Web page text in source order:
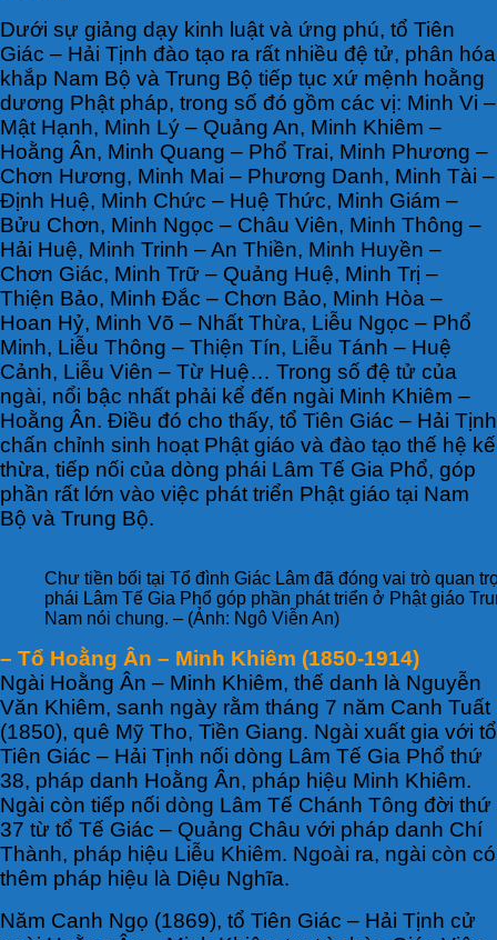
Dưới sự giảng dạy kinh luật và ứng phú, tổ Tiên
Giác – Hải Tịnh đào tạo ra rất nhiều đệ tử, phân hóa
khắp Nam Bộ và Trung Bộ tiếp tục xứ mệnh hoằng
dương Phật pháp, trong số đó gồm các vị: Minh Vi –
Mật Hạnh, Minh Lý – Quảng An, Minh Khiêm –
Hoằng Ân, Minh Quang – Phổ Trai, Minh Phương –
Chơn Hương, Minh Mai – Phương Danh, Minh Tài –
Định Huệ, Minh Chức – Huệ Thức, Minh Giám –
Bửu Chơn, Minh Ngọc – Châu Viên, Minh Thông –
Hải Huệ, Minh Trinh – An Thiền, Minh Huyền –
Chơn Giác, Minh Trữ – Quảng Huệ, Minh Trị –
Thiện Bảo, Minh Đắc – Chơn Bảo, Minh Hòa –
Hoan Hỷ, Minh Võ – Nhất Thừa, Liễu Ngọc – Phổ
Minh, Liễu Thông – Thiện Tín, Liễu Tánh – Huệ
Cảnh, Liễu Viên – Từ Huệ… Trong số đệ tử của
ngài, nổi bậc nhất phải kể đến ngài Minh Khiêm –
Hoằng Ân. Điều đó cho thấy, tổ Tiên Giác – Hải Tịnh
chấn chỉnh sinh hoạt Phật giáo và đào tạo thế hệ kế
thừa, tiếp nối của dòng phái Lâm Tế Gia Phổ, góp
phần rất lớn vào việc phát triển Phật giáo tại Nam
Bộ và Trung Bộ.
Chư tiền bối tại Tổ đình Giác Lâm đã đóng vai trò quan
phái Lâm Tế Gia Phổ góp phần phát triển ở Phật giáo
Nam nói chung. – (Ảnh: Ngô Viễn An)
– Tổ Hoằng Ân – Minh Khiêm (1850-1914)
Ngài Hoằng Ân – Minh Khiêm, thế danh là Nguyễn
Văn Khiêm, sanh ngày rằm tháng 7 năm Canh Tuất
(1850), quê Mỹ Tho, Tiền Giang. Ngài xuất gia với tổ
Tiên Giác – Hải Tịnh nối dòng Lâm Tế Gia Phổ thứ
38, pháp danh Hoằng Ân, pháp hiệu Minh Khiêm.
Ngài còn tiếp nối dòng Lâm Tế Chánh Tông đời thứ
37 từ tổ Tế Giác – Quảng Châu với pháp danh Chí
Thành, pháp hiệu Liễu Khiêm. Ngoài ra, ngài còn có
thêm pháp hiệu là Diệu Nghĩa.
Năm Canh Ngọ (1869), tổ Tiên Giác – Hải Tịnh cử